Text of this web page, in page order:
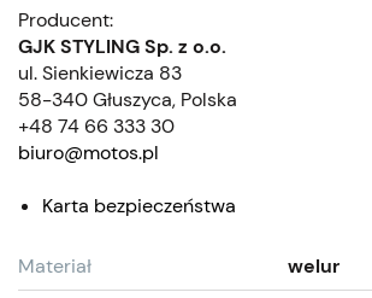
Producent:
GJK STYLING Sp. z o.o.
ul. Sienkiewicza 83
58-340 Głuszyca, Polska
+48 74 66 333 30
biuro@motos.pl
Karta bezpieczeństwa
Materiał
welur